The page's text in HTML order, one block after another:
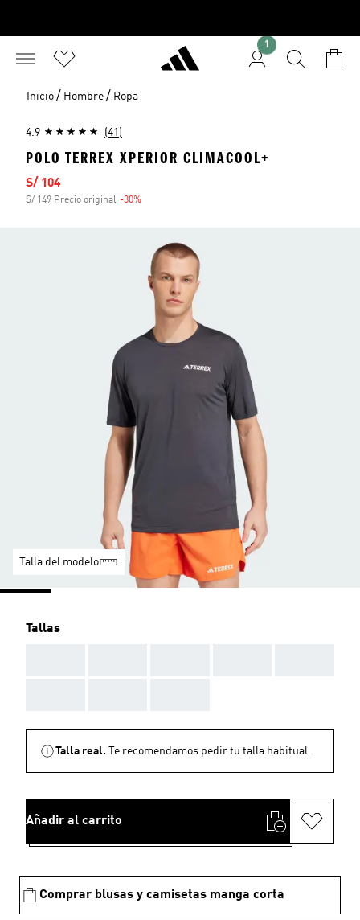
1
Inicio / Hombre / Ropa
4.9 (41)
POLO TERREX XPERIOR CLIMACOOL+
Precio de venta
S/ 104
S/ 149 Precio original -30%
Talla del modelo
Tallas
Talla real. Te recomendamos pedir tu talla habitual.
Añadir al carrito
Comprar blusas y camisetas manga corta